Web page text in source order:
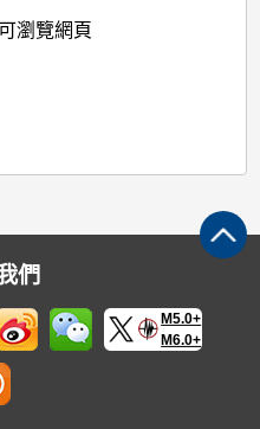
瀏覽網頁
們
M5.0+
M6.0+